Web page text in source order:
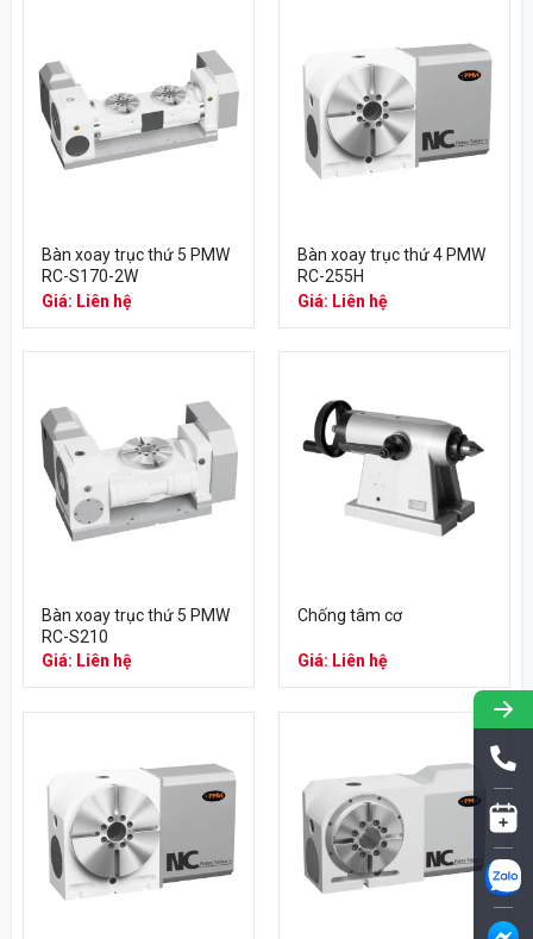
Bàn xoay trục thứ 5 PMW
RC-S170-2W
Giá: Liên hệ
Bàn xoay trục thứ 4 PMW
RC-255H
Giá: Liên hệ
Bàn xoay trục thứ 5 PMW
RC-S210
Giá: Liên hệ
Chống tâm cơ
Giá: Liên hệ